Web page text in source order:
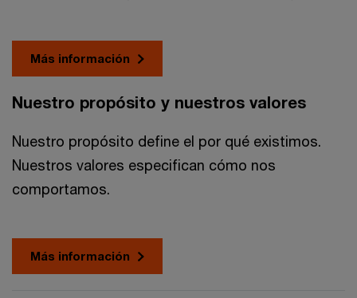
Más información
Nuestro propósito y nuestros valores
Nuestro propósito define el por qué existimos.
Nuestros valores especifican cómo nos
comportamos.
Más información